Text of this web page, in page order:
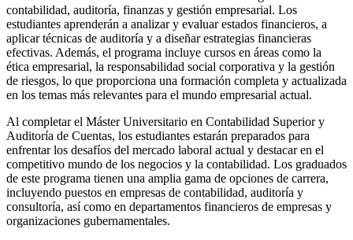
contabilidad, auditoría, finanzas y gestión empresarial. Los
estudiantes aprenderán a analizar y evaluar estados financieros, a
aplicar técnicas de auditoría y a diseñar estrategias financieras
efectivas. Además, el programa incluye cursos en áreas como la
ética empresarial, la responsabilidad social corporativa y la gestión
de riesgos, lo que proporciona una formación completa y actualizada
en los temas más relevantes para el mundo empresarial actual.
Al completar el Máster Universitario en Contabilidad Superior y
Auditoría de Cuentas, los estudiantes estarán preparados para
enfrentar los desafíos del mercado laboral actual y destacar en el
competitivo mundo de los negocios y la contabilidad. Los graduados
de este programa tienen una amplia gama de opciones de carrera,
incluyendo puestos en empresas de contabilidad, auditoría y
consultoría, así como en departamentos financieros de empresas y
organizaciones gubernamentales.